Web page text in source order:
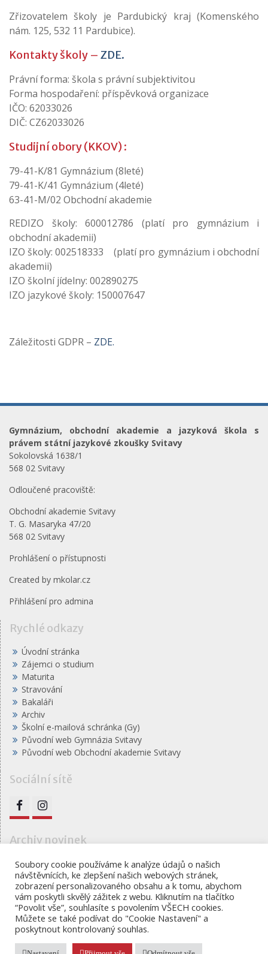
Zřizovatelem školy je Pardubický kraj (Komenského
nám. 125, 532 11 Pardubice).
Kontakty školy – ZDE.
Právní forma: škola s právní subjektivitou
Forma hospodaření: příspěvková organizace
IČO: 62033026
DIČ: CZ62033026
Studijní obory (KKOV) :
79-41-K/81 Gymnázium (8leté)
79-41-K/41 Gymnázium (4leté)
63-41-M/02 Obchodní akademie
REDIZO školy: 600012786 (platí pro gymnázium i
obchodní akademii)
IZO školy: 002518333 (platí pro gymnázium i obchodní
akademii)
IZO školní jídelny: 002890275
IZO jazykové školy: 150007647
Záležitosti GDPR – ZDE.
Gymnázium, obchodní akademie a jazyková škola s
právem státní jazykové zkoušky Svitavy
Sokolovská 1638/1
568 02 Svitavy
Odloučené pracoviště:
Obchodní akademie Svitavy
T. G. Masaryka 47/20
568 02 Svitavy
Prohlášení o přístupnosti
Created by mkolar.cz
Přihlášení pro admina
Rychlé odkazy
Úvodní stránka
Zájemci o studium
Maturita
Stravování
Bakaláři
Archiv
Školní e-mailová schránka (Gy)
Původní web Gymnázia Svitavy
Původní web Obchodní akademie Svitavy
Sociální sítě
FB IG
Archiv novinek
Archiv
novinek
Gymnázium, obchodní akademie a jazyková škola s
právem státní jazykové školy Svitavy
Soubory cookie používáme k analýze údajů o našich
návštěvnících, ke zlepšení našich webových stránek,
zobrazení personalizovaného obsahu a k tomu, abychom
vám poskytli skvělý zážitek z webu. Kliknutím na tlačítko
“Povolit vše”, souhlasíte s povolením VŠECH cookies.
Můžete se také podívat do "Cookie Nastavení" a
poskytnout kontrolovaný souhlas.